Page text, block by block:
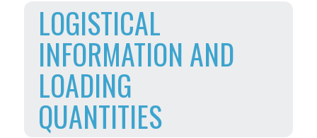
LOGISTICAL
INFORMATION AND
LOADING
QUANTITIES